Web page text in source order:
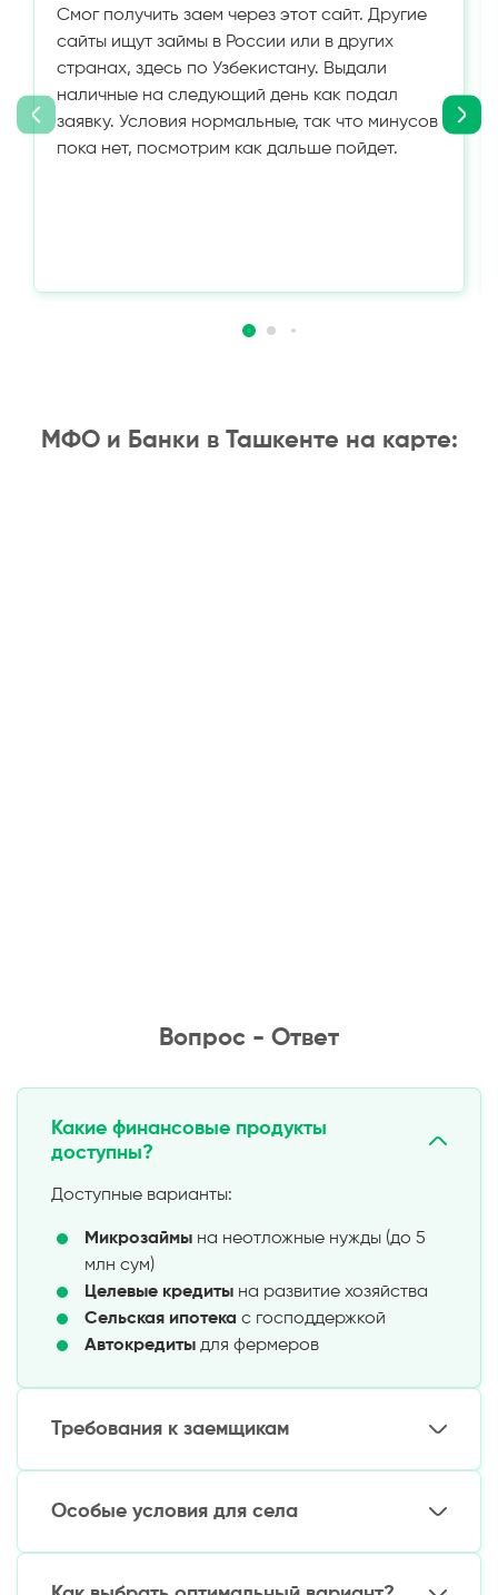
Смог получить заем через этот сайт. Другие
сайты ищут займы в России или в других
странах, здесь по Узбекистану. Выдали
наличные на следующий день как подал
заявку. Условия нормальные, так что минусов
пока нет, посмотрим как дальше пойдет.
МФО и Банки в Ташкенте на карте:
Вопрос - Ответ
Какие финансовые продукты
доступны?
Доступные варианты:
Микрозаймы на неотложные нужды (до 5
млн сум)
Целевые кредиты на развитие хозяйства
Сельская ипотека с господдержкой
Автокредиты для фермеров
Требования к заемщикам
Основные условия:
Гражданство Узбекистана
Особые условия для села
Преимущества: